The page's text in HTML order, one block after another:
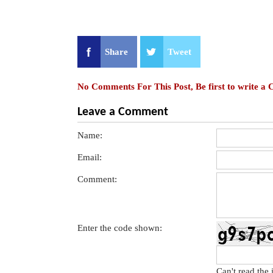
Share Tweet
No Comments For This Post, Be first to write a
Leave a Comment
Name:
Email:
Comment:
Enter the code shown: